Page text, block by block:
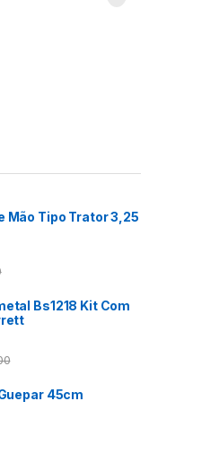
Mão Tipo Trator 3,25
Bs1218 Kit Com
45cm